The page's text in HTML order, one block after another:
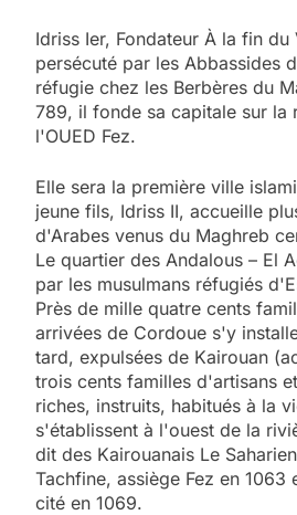
Idriss Ier, Fondateur À la fin du
persécuté par les Abbassides
réfugie chez les Berbères du
789, il fonde sa capitale sur la
l'OUED Fez.
Elle sera la première ville
jeune fils, Idriss II, accueille
d'Arabes venus du Maghreb
Le quartier des Andalous – El
par les musulmans réfugiés
Près de mille quatre cents
arrivées de Cordoue s'y
tard, expulsées de Kairouan
trois cents familles d'artisans
riches, instruits, habitués à la
s'établissent à l'ouest de la
dit des Kairouanais Le
Tachfine, assiège Fez en 1063
cité en 1069.